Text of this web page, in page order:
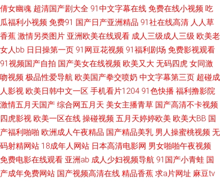
系列 日韩专区视频 东京热成人网站 青青操香蕉 亚洲九九 91足交在线 国产
91免 麻豆四房播播 微拍福利导航 91色色网站 国产伪娘视频 欧美日韩中文字
幕 亚洲AV色色导航 国产久久区 亚洲AV色片爱豆 超碰97资源 黄色小网战 午
夜福利91 午夜理论福利 青娱乐老司机福利 天天干视频有哪些 91黄色爆菊 免
费色色网站 先锋影院光棍影院 AV地址资源 亚洲艹视频 人人操欧美人 97亚洲
本加勒比av 91草莓 超碰无码av 久草福利视频蜜桃 伪娘AV天堂 国产成人超碰
倩女幽魂 超清国产剧大全 91中文字幕在线 免费在线小视频 吃
瓜福利小视频 免费91 国产日产亚洲精品 91社在线高清 人人草
香蕉 激情另类图片 亚洲欧美在线观看 成人三级成人三级 欧美老
女人bb 日日操第一页 91网豆花视频 91福利剧场 免费影视观看
91视频国产自拍 国产美女在线视频 欧美又大 无码四虎 女同激
吻视频 极品性爱导航 欧美国产拳交喷奶 中文字幕第三页 超碰成
人影视 欧美日韩中文一区 手机看片1204 91色快播 福利撸影院
激情五月天国产 综合网五月天 美女主播青草 国产高清不卡视频
四虎影视 欧美一区在线 操碰视频 五月天婷婷欧美 欧美大BB 国
产福利啪啪 欧洲成人午夜精品 国产精品美乳 男人操蜜桃视频 无
码射精网站 18成年人网站 日本高清电影网 男女啪啪午夜视频
免费电影在线观看 亚洲ab 成人少妇视频导航 91国产小青蛙 国
产成年免费网站 国产视频高清在线 精品香蕉 求a片网址 麻豆tv